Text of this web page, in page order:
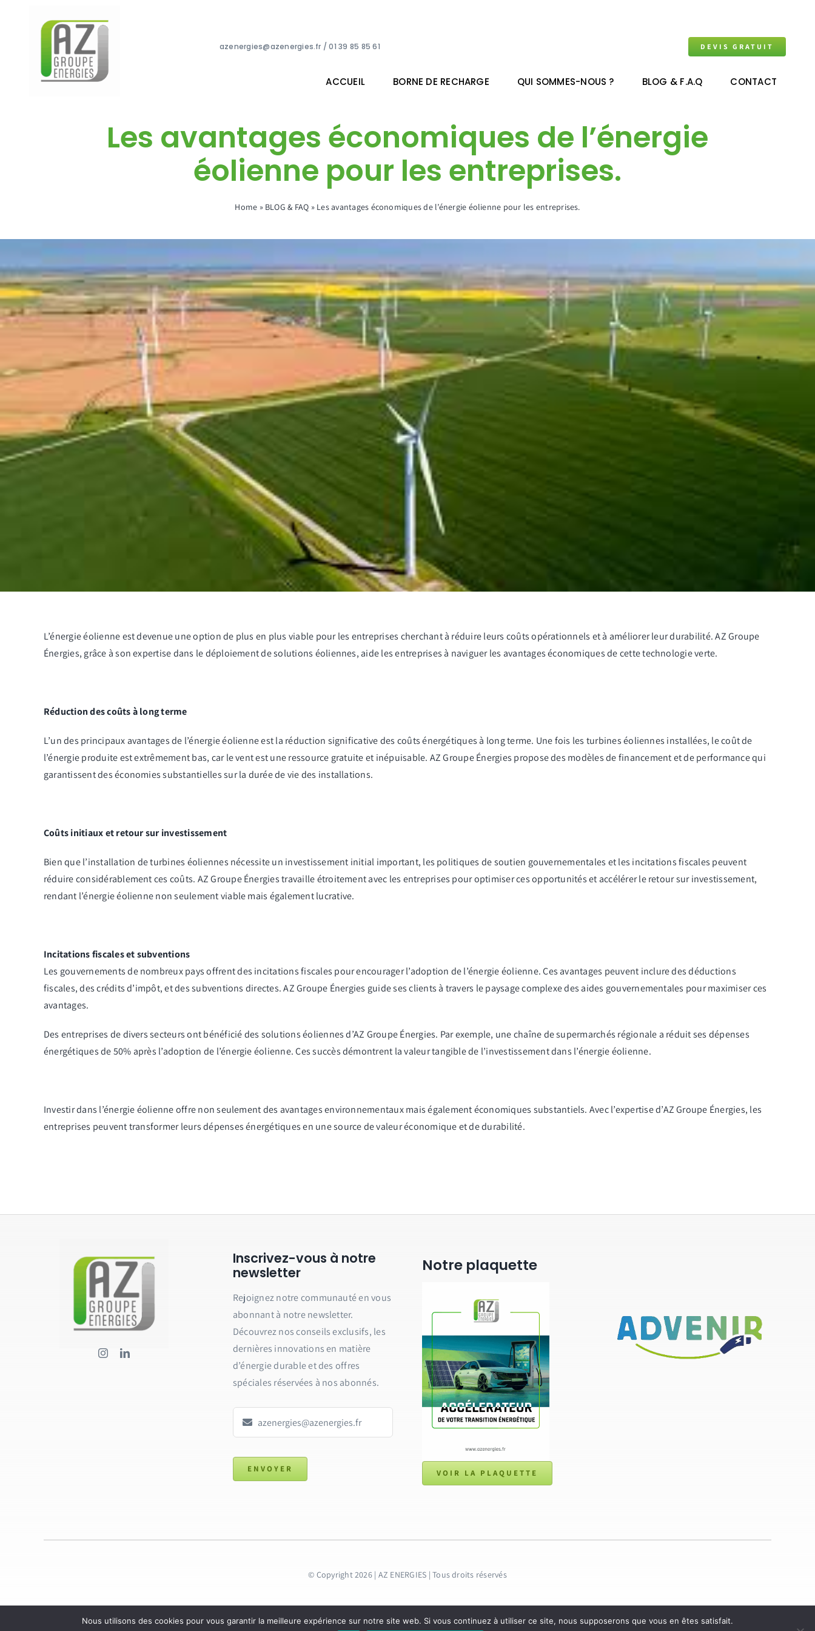
azenergies@azenergies.fr / 01 39 85 85 61 DEVIS GRATUIT
ACCUEIL BORNE DE RECHARGE QUI SOMMES-NOUS ? BLOG & F.A.Q CONTACT
Les avantages économiques de l’énergie
éolienne pour les entreprises.
Home » BLOG & FAQ » Les avantages économiques de l’énergie éolienne pour les entreprises.
L’énergie éolienne est devenue une option de plus en plus viable pour les entreprises cherchant à réduire leurs coûts opérationnels et à améliorer leur durabilité.AZ Groupe
Énergies, grâce à son expertise dans le déploiement de solutions éoliennes, aide les entreprises à naviguer les avantages économiques de cette technologie verte.
Réduction des coûts à long terme
L’un des principaux avantages de l’énergie éolienne est la réduction significative des coûts énergétiques à long terme. Une fois les turbines éoliennes installées, le coût de
l’énergie produite est extrêmement bas, car le vent est une ressource gratuite et inépuisable. AZ Groupe Énergies propose des modèles de financement et de performance qui
garantissent des économies substantielles sur la durée de vie des installations.
Coûts initiaux et retour sur investissement
Bien que l’installation de turbines éoliennes nécessite un investissement initial important, les politiques de soutien gouvernementales et les incitations fiscales peuvent
réduire considérablement ces coûts. AZ Groupe Énergiestravaille étroitement avec les entreprises pour optimiser ces opportunités et accélérer le retour sur investissement,
rendant l’énergie éolienne non seulement viable mais également lucrative.
Incitations fiscales et subventions
Les gouvernements de nombreux pays offrent des incitations fiscales pour encourager l’adoption de l’énergie éolienne. Ces avantages peuvent inclure des déductions
fiscales, des crédits d’impôt, et des subventions directes.AZ Groupe Énergies guide ses clients à travers le paysage complexe des aides gouvernementales pour maximiser ces
avantages.
Des entreprises de divers secteurs ont bénéficié des solutions éoliennes d’AZ Groupe Énergies. Par exemple, une chaîne de supermarchés régionale a réduit ses dépenses
énergétiques de 50% après l’adoption de l’énergie éolienne. Ces succès démontrent la valeur tangible de l’investissement dans l’énergie éolienne.
Investir dans l’énergie éolienne offre non seulement des avantages environnementaux mais également économiques substantiels. Avec l’expertise d’AZ Groupe Énergies, les
entreprises peuvent transformer leurs dépenses énergétiques en une source de valeur économique et de durabilité.
Inscrivez-vous à notre
newsletter
Rejoignez notre communauté en vous
abonnant à notre newsletter.
Découvrez nos conseils exclusifs, les
dernières innovations en matière
d’énergie durable et des offres
spéciales réservées à nos abonnés.
ENVOYER
Notre plaquette
VOIR LA PLAQUETTE
© Copyright 2026 | AZ ENERGIES | Tous droits réservés
Nous utilisons des cookies pour vous garantir la meilleure expérience sur notre site web. Si vous continuez à utiliser ce site, nous supposerons que vous en êtes satisfait.